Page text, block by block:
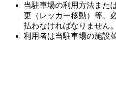
当駐車場の利用方法また
更（レッカー移動）等、
払わなければなりません。
利用者は当駐車場の施設